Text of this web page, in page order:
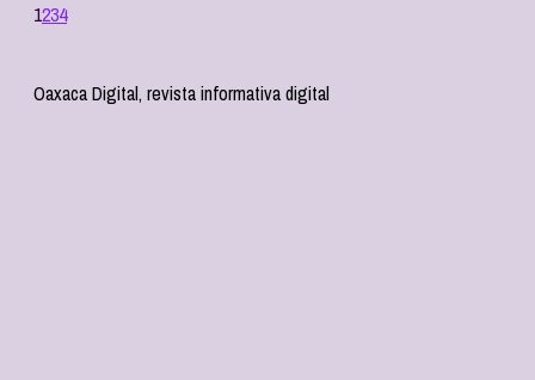
1234
Oaxaca Digital, revista informativa digital